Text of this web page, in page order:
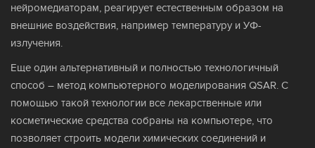
нейромедиаторам, реагирует естественным образом на
внешние воздействия, например температуру и УФ-
излучения.
Еще один альтернативный и полностью технологичный
способ – метод компьютерного моделирования QSAR. С
помощью такой технологии все лекарственные или
косметические средства собраны на компьютере, что
позволяет строить модели химических соединений и